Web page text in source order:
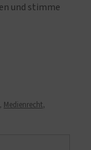
und stimme
, Medienrecht,